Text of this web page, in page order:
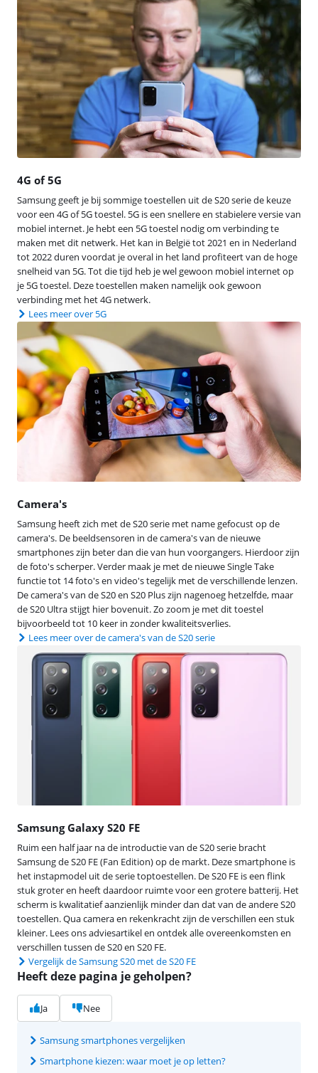
4G of 5G
Samsung geeft je bij sommige toestellen uit de S20 serie de keuze
voor een 4G of 5G toestel. 5G is een snellere en stabielere versie van
mobiel internet. Je hebt een 5G toestel nodig om verbinding te
maken met dit netwerk. Het kan in België tot 2021 en in Nederland
tot 2022 duren voordat je overal in het land profiteert van de hoge
snelheid van 5G. Tot die tijd heb je wel gewoon mobiel internet op
je 5G toestel. Deze toestellen maken namelijk ook gewoon
verbinding met het 4G netwerk.
Lees meer over 5G
Camera's
Samsung heeft zich met de S20 serie met name gefocust op de
camera's. De beeldsensoren in de camera's van de nieuwe
smartphones zijn beter dan die van hun voorgangers. Hierdoor zijn
de foto's scherper. Verder maak je met de nieuwe Single Take
functie tot 14 foto's en video's tegelijk met de verschillende lenzen.
De camera's van de S20 en S20 Plus zijn nagenoeg hetzelfde, maar
de S20 Ultra stijgt hier bovenuit. Zo zoom je met dit toestel
bijvoorbeeld tot 10 keer in zonder kwaliteitsverlies.
Lees meer over de camera's van de S20 serie
Samsung Galaxy S20 FE
Ruim een half jaar na de introductie van de S20 serie bracht
Samsung de S20 FE (Fan Edition) op de markt. Deze smartphone is
het instapmodel uit de serie toptoestellen. De S20 FE is een flink
stuk groter en heeft daardoor ruimte voor een grotere batterij. Het
scherm is kwalitatief aanzienlijk minder dan dat van de andere S20
toestellen. Qua camera en rekenkracht zijn de verschillen een stuk
kleiner. Lees ons adviesartikel en ontdek alle overeenkomsten en
verschillen tussen de S20 en S20 FE.
Vergelijk de Samsung S20 met de S20 FE
Heeft deze pagina je geholpen?
Ja Nee
Samsung smartphones vergelijken
Smartphone kiezen: waar moet je op letten?